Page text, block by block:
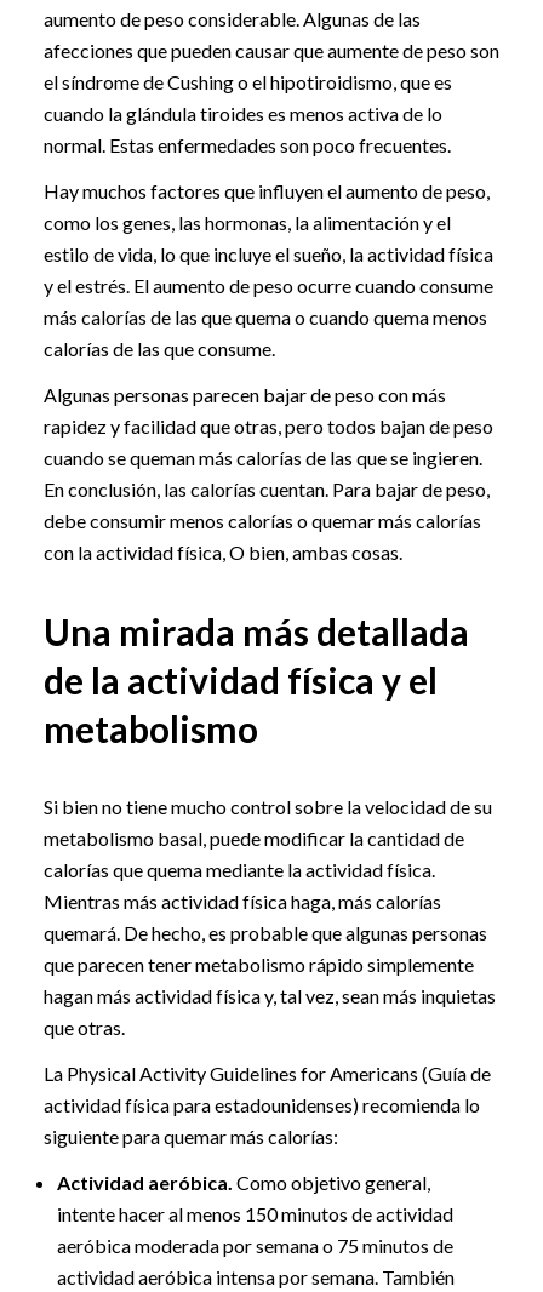
aumento de peso considerable. Algunas de las
afecciones que pueden causar que aumente de peso son
el síndrome de Cushing o el hipotiroidismo, que es
cuando la glándula tiroides es menos activa de lo
normal. Estas enfermedades son poco frecuentes.
Hay muchos factores que influyen el aumento de peso,
como los genes, las hormonas, la alimentación y el
estilo de vida, lo que incluye el sueño, la actividad física
y el estrés. El aumento de peso ocurre cuando consume
más calorías de las que quema o cuando quema menos
calorías de las que consume.
Algunas personas parecen bajar de peso con más
rapidez y facilidad que otras, pero todos bajan de peso
cuando se queman más calorías de las que se ingieren.
En conclusión, las calorías cuentan. Para bajar de peso,
debe consumir menos calorías o quemar más calorías
con la actividad física, O bien, ambas cosas.
Una mirada más detallada
de la actividad física y el
metabolismo
Si bien no tiene mucho control sobre la velocidad de su
metabolismo basal, puede modificar la cantidad de
calorías que quema mediante la actividad física.
Mientras más actividad física haga, más calorías
quemará. De hecho, es probable que algunas personas
que parecen tener metabolismo rápido simplemente
hagan más actividad física y, tal vez, sean más inquietas
que otras.
La Physical Activity Guidelines for Americans (Guía de
actividad física para estadounidenses) recomienda lo
siguiente para quemar más calorías:
Actividad aeróbica. Como objetivo general,
intente hacer al menos 150 minutos de actividad
aeróbica moderada por semana o 75 minutos de
actividad aeróbica intensa por semana. También